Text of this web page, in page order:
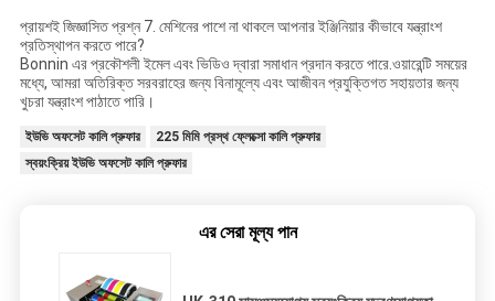
প্রায়শই জিজ্ঞাসিত প্রশ্ন 7. মেশিনের পাশে না থাকলে আপনার ইঞ্জিনিয়ার কীভাবে যন্ত্রাংশ
প্রতিস্থাপন করতে পারে?
Bonnin এর প্রকৌশলী ইমেল এবং ভিডিও দ্বারা সমাধান প্রদান করতে পারে.ওয়ারেন্টি সময়ের
মধ্যে, আমরা অতিরিক্ত সরবরাহের জন্য বিনামূল্যে এবং আজীবন প্রযুক্তিগত সহায়তার জন্য
খুচরা যন্ত্রাংশ পাঠাতে পারি।
ইউভি অফসেট কালি প্রুফার
225 মিমি প্রস্থ ফ্লেক্সো কালি প্রুফার
স্বয়ংক্রিয় ইউভি অফসেট কালি প্রুফার
এর সেরা মূল্য পান